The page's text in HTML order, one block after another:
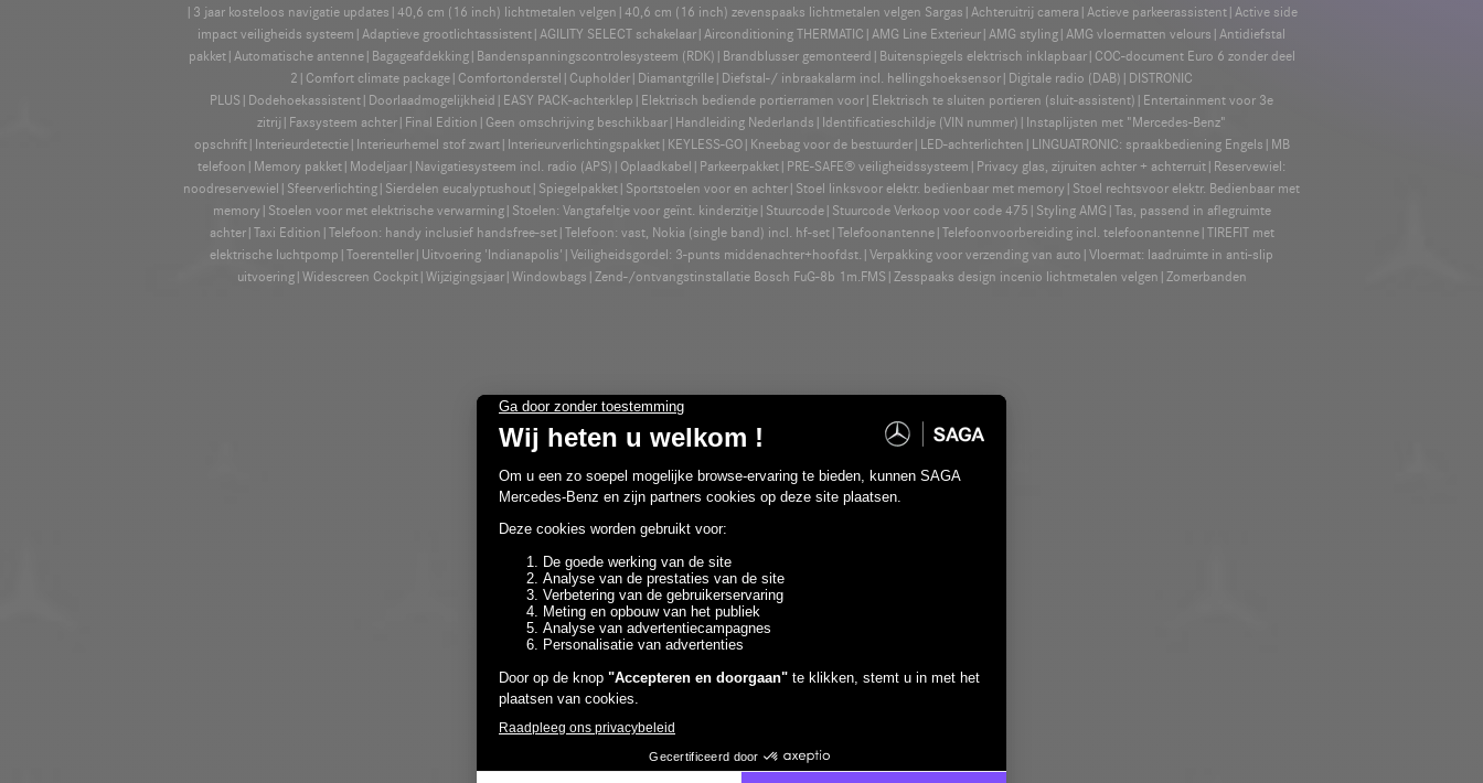
|3 jaar kosteloos navigatie updates|40,6 cm (16 inch) lichtmetalen velgen|40,6 cm (16 inch) zevenspaaks lichtmetalen velgen Sargas|Achteruitrij camera|Actieve parkeerassistent|Active side
impact veiligheids systeem|Adaptieve grootlichtassistent|AGILITY SELECT schakelaar|Airconditioning THERMATIC|AMG Line Exterieur|AMG styling|AMG vloermatten velours|Antidiefstal
pakket|Automatische antenne|Bagageafdekking|Bandenspanningscontrolesysteem (RDK)|Brandblusser gemonteerd|Buitenspiegels elektrisch inklapbaar|COC-document Euro 6 zonder deel
2|Comfort climate package|Comfortonderstel|Cupholder|Diamantgrille|Diefstal-/ inbraakalarm incl. hellingshoeksensor|Digitale radio (DAB)|DISTRONIC
PLUS|Dodehoekassistent|Doorlaadmogelijkheid|EASY PACK-achterklep|Elektrisch bediende portierramen voor|Elektrisch te sluiten portieren (sluit-assistent)|Entertainment voor 3e
zitrij|Faxsysteem achter|Final Edition|Geen omschrijving beschikbaar|Handleiding Nederlands|Identificatieschildje (VIN nummer)|Instaplijsten met "Mercedes-Benz"
opschrift|Interieurdetectie|Interieurhemel stof zwart|Interieurverlichtingspakket|KEYLESS-GO|Kneebag voor de bestuurder|LED-achterlichten|LINGUATRONIC: spraakbediening Engels|MB
telefoon|Memory pakket|Modeljaar|Navigatiesysteem incl. radio (APS)|Oplaadkabel|Parkeerpakket|PRE-SAFE® veiligheidssysteem|Privacy glas, zijruiten achter + achterruit|Reservewiel:
noodreservewiel|Sfeerverlichting|Sierdelen eucalyptushout|Spiegelpakket|Sportstoelen voor en achter|Stoel linksvoor elektr. bedienbaar met memory|Stoel rechtsvoor elektr. Bedienbaar met
memory|Stoelen voor met elektrische verwarming|Stoelen: Vangtafeltje voor geïnt. kinderzitje|Stuurcode|Stuurcode Verkoop voor code 475|Styling AMG|Tas, passend in aflegruimte
achter|Taxi Edition|Telefoon: handy inclusief handsfree-set|Telefoon: vast, Nokia (single band) incl. hf-set|Telefoonantenne|Telefoonvoorbereiding incl. telefoonantenne|TIREFIT met
elektrische luchtpomp|Toerenteller|Uitvoering 'Indianapolis'|Veiligheidsgordel: 3-punts middenachter+hoofdst.|Verpakking voor verzending van auto|Vloermat: laadruimte in anti-slip
uitvoering|Widescreen Cockpit|Wijzigingsjaar|Windowbags|Zend-/ontvangstinstallatie Bosch FuG-8b 1m.FMS|Zesspaaks design incenio lichtmetalen velgen|Zomerbanden